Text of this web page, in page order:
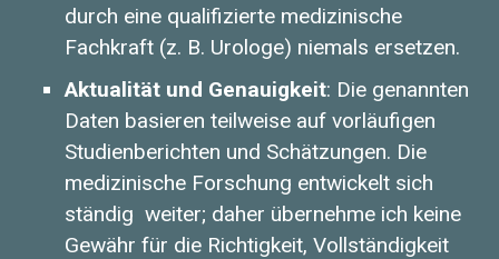
durch eine qualifizierte medizinische
Fachkraft (z. B. Urologe) niemals ersetzen.
Aktualität und Genauigkeit: Die genannten
Daten basieren teilweise auf vorläufigen
Studienberichten und Schätzungen. Die
medizinische Forschung entwickelt sich
ständig weiter; daher übernehme ich keine
Gewähr für die Richtigkeit, Vollständigkeit